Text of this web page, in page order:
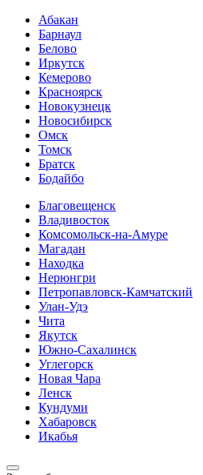
Абакан
Барнаул
Белово
Иркутск
Кемерово
Красноярск
Новокузнецк
Новосибирск
Омск
Томск
Братск
Бодайбо
Благовещенск
Владивосток
Комсомольск-на-Амуре
Магадан
Находка
Нерюнгри
Петропавловск-Камчатский
Улан-Удэ
Чита
Якутск
Южно-Сахалинск
Углегорск
Новая Чара
Ленск
Кундуми
Хабаровск
Икабья